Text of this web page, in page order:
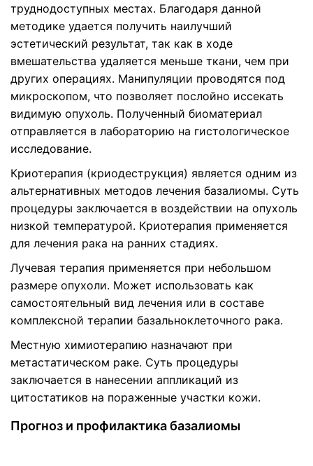
труднодоступных местах. Благодаря данной
методике удается получить наилучший
эстетический результат, так как в ходе
вмешательства удаляется меньше ткани, чем при
других операциях. Манипуляции проводятся под
микроскопом, что позволяет послойно иссекать
видимую опухоль. Полученный биоматериал
отправляется в лабораторию на гистологическое
исследование.
Криотерапия (криодеструкция) является одним из
альтернативных методов лечения базалиомы. Суть
процедуры заключается в воздействии на опухоль
низкой температурой. Криотерапия применяется
для лечения рака на ранних стадиях.
Лучевая терапия применяется при небольшом
размере опухоли. Может использовать как
самостоятельный вид лечения или в составе
комплексной терапии базальноклеточного рака.
Местную химиотерапию назначают при
метастатическом раке. Суть процедуры
заключается в нанесении аппликаций из
цитостатиков на пораженные участки кожи.
Прогноз и профилактика базалиомы